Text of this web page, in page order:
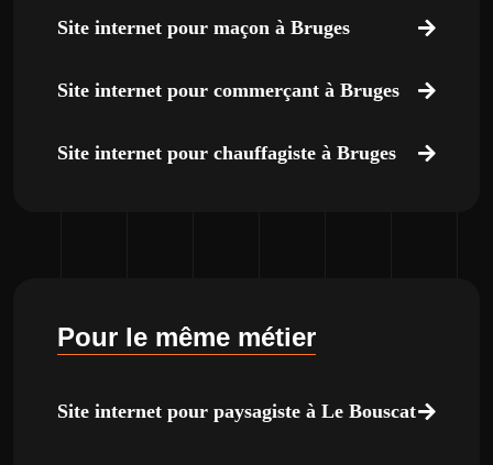
Site internet pour maçon à Bruges
Site internet pour commerçant à Bruges
Site internet pour chauffagiste à Bruges
Pour le même métier
Site internet pour paysagiste à Le Bouscat